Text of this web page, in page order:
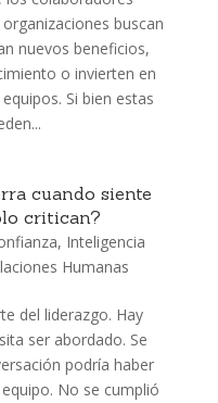
buscan
nuevos beneficios,
o invierten en
Si bien estas
cuando siente
critican?
, Inteligencia
Humanas
del liderazgo. Hay
ser abordado. Se
podría haber
No se cumplió